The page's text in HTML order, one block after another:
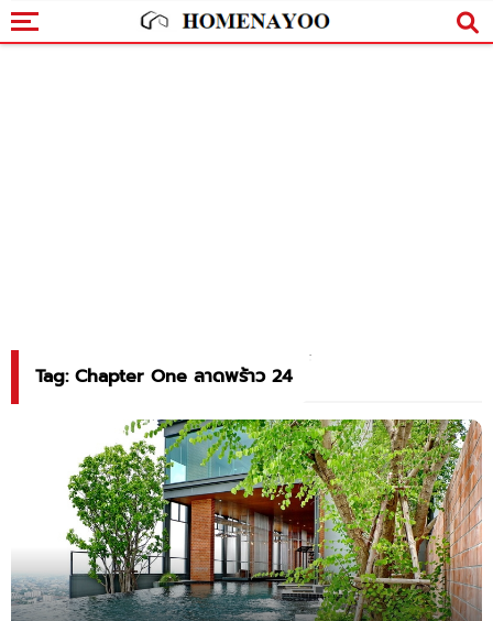
Tag: Chapter One ลาดพร้าว 24